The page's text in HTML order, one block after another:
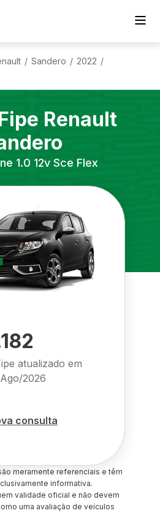
/ Sandero / 2022 /
Renault
1.0 12v Sce Flex
atualizado em
Ago/2026
consulta
meramente referenciais e têm
informativa.
validade oficial e não devem
uma avaliação de veículos